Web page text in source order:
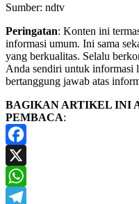
Sumber: ndtv
Peringatan: Konten ini
informasi umum. Ini sama
yang berkualitas. Selalu
Anda sendiri untuk
bertanggung jawab atas
BAGIKAN ARTIKEL INI
PEMBACA:
Facebook
X
WhatsApp